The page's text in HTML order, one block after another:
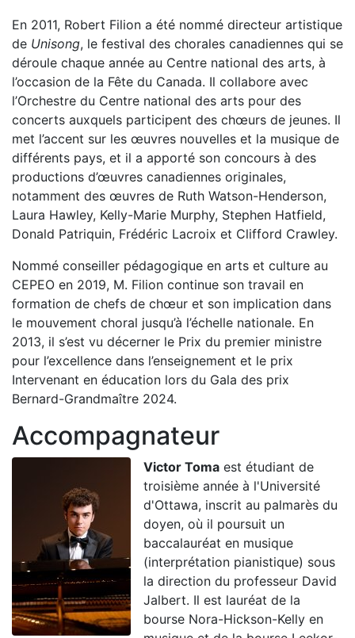
En 2011, Robert Filion a été nommé directeur artistique
de Unisong, le festival des chorales canadiennes qui se
déroule chaque année au Centre national des arts, à
l’occasion de la Fête du Canada. Il collabore avec
l’Orchestre du Centre national des arts pour des
concerts auxquels participent des chœurs de jeunes. Il
met l’accent sur les œuvres nouvelles et la musique de
différents pays, et il a apporté son concours à des
productions d’œuvres canadiennes originales,
notamment des œuvres de Ruth Watson-Henderson,
Laura Hawley, Kelly-Marie Murphy, Stephen Hatfield,
Donald Patriquin, Frédéric Lacroix et Clifford Crawley.
Nommé conseiller pédagogique en arts et culture au
CEPEO en 2019, M. Filion continue son travail en
formation de chefs de chœur et son implication dans
le mouvement choral jusqu’à l’échelle nationale. En
2013, il s’est vu décerner le Prix du premier ministre
pour l’excellence dans l’enseignement et le prix
Intervenant en éducation lors du Gala des prix
Bernard-Grandmaître 2024.
Accompagnateur
Victor Toma est étudiant de
troisième année à l'Université
d'Ottawa, inscrit au palmarès du
doyen, où il poursuit un
baccalauréat en musique
(interprétation pianistique) sous
la direction du professeur David
Jalbert. Il est lauréat de la
bourse Nora-Hickson-Kelly en